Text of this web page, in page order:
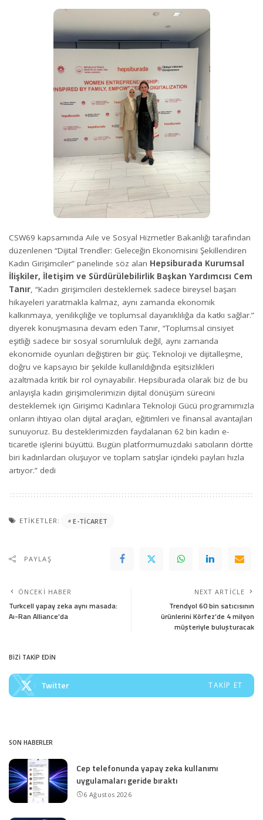
CSW69 kapsamında Aile ve Sosyal Hizmetler Bakanlığı tarafından
düzenlenen “Dijital Trendler: Geleceğin Ekonomisini Şekillendiren
Kadın Girişimciler” panelinde söz alan Hepsiburada Kurumsal
İlişkiler, İletişim ve Sürdürülebilirlik Başkan Yardımcısı Cem
Tanır, “Kadın girişimcileri desteklemek sadece bireysel başarı
hikayeleri yaratmakla kalmaz, aynı zamanda ekonomik
kalkınmaya, yenilikçiliğe ve toplumsal dayanıklılığa da katkı sağlar.”
diyerek konuşmasına devam eden Tanır, “Toplumsal cinsiyet
eşitliği sadece bir sosyal sorumluluk değil, aynı zamanda
ekonomide oyunları değiştiren bir güç. Teknoloji ve dijitalleşme,
doğru ve kapsayıcı bir şekilde kullanıldığında eşitsizlikleri
azaltmada kritik bir rol oynayabilir. Hepsiburada olarak biz de bu
anlayışla kadın girişimcilerimizin dijital dönüşüm sürecini
desteklemek için Girişimci Kadınlara Teknoloji Gücü programımızla
onların ihtiyacı olan dijital araçları, eğitimleri ve finansal avantajları
sunuyoruz. Bu desteklerimizden faydalanan 62 bin kadın e-
ticaretle işlerini büyüttü. Bugün platformumuzdaki satıcıların dörtte
biri kadınlardan oluşuyor ve toplam satışlar içindeki payları hızla
artıyor.” dedi
ETIKETLER: E-TICARET
PAYLAŞ
ÖNCEKI HABER
Turkcell yapay zeka aynı masada:
Aı-Ran Alliance’da
NEXT ARTICLE
Trendyol 60 bin satıcısının
ürünlerini Körfez’de 4 milyon
müşteriyle buluşturacak
BİZİ TAKİP EDİN
Twitter TAKIP ET
SON HABERLER
Cep telefonunda yapay zeka kullanımı
uygulamaları geride bıraktı
6 Ağustos 2026